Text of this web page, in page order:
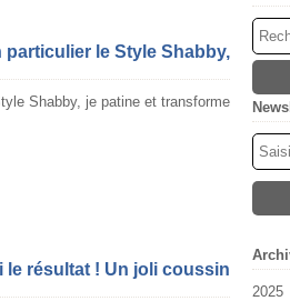
particulier le Style Shabby,
le résultat ! Un joli coussin
2025